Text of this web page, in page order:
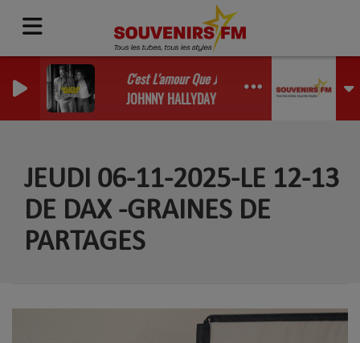
C'est L'amour Que J'attendais (Titre Inédit) (1985)
JOHNNY HALLYDAY & MICHEL BERGER
JEUDI 06-11-2025-LE 12-13
DE DAX -GRAINES DE
PARTAGES